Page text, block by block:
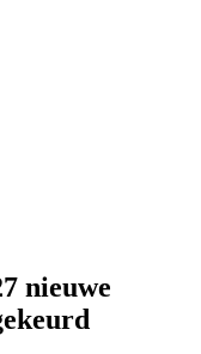
nieuwe